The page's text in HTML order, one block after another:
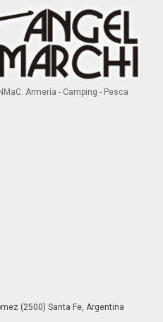
Armería - Camping - Pesca
(2500) Santa Fe, Argentina